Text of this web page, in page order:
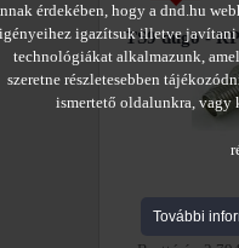
TS9 dugó -
érdekében, hogy a dnd.hu
igényeihez igazítsuk illetve javítani
technológiákat alkalmazunk,
szeretne részletesebben
ismertető oldalunkra, vagy
További